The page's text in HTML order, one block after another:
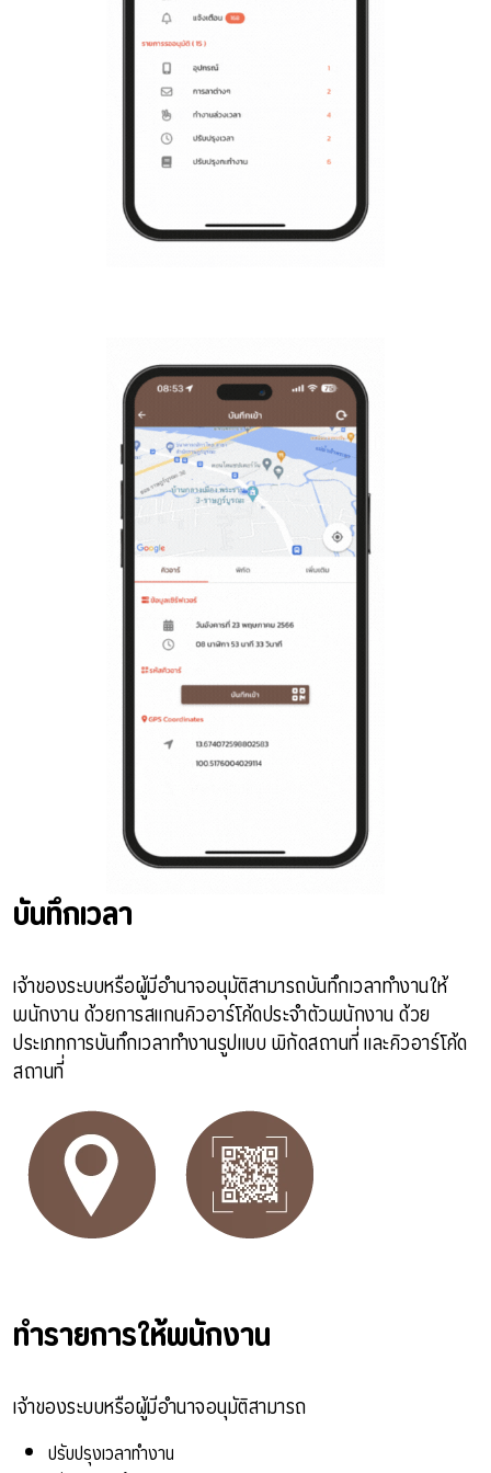
บันทึกเวลา
เจ้าของระบบหรือผู้มีอำนาจอนุมัติสามารถบันทึกเวลาทำงานให้
พนักงาน ด้วยการสแกนคิวอาร์โค้ดประจำตัวพนักงาน ด้วย
ประเภทการบันทึกเวลาทำงานรูปแบบ พิกัดสถานที่ และคิวอาร์โค้ด
สถานที่
ทำรายการให้พนักงาน
เจ้าของระบบหรือผู้มีอำนาจอนุมัติสามารถ
ปรับปรุงเวลาทำงาน